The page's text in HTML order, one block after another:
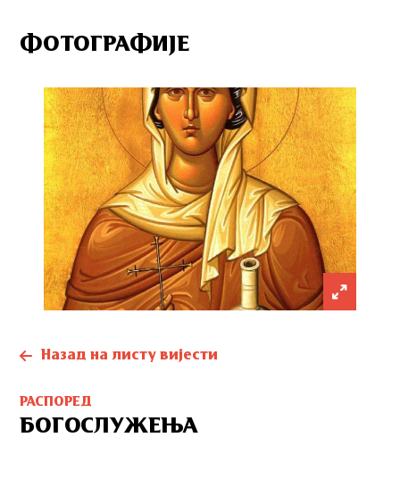
ФОТОГРАФИЈЕ
Назад на листу вијести
РАСПОРЕД
БОГОСЛУЖЕЊА